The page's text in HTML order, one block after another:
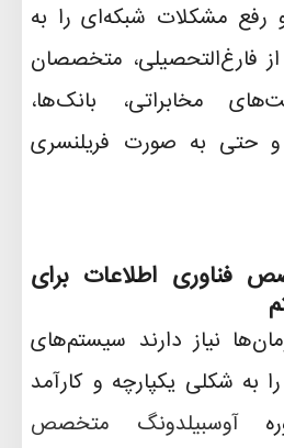
رفع مشکلات شبکه‌ای را به
فارغ‌التحصیلی، متخصصان
مخابراتی، بانک‌ها،
و حتی به صورت فریلنسری
فناوری اطلاعات برای
نیاز دارند سیستم‌های
به شکلی یکپارچه و کارآمد
آوسبیلدونگ متخصص